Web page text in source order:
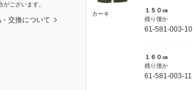
ございます。
交換について
カーキ
１５０㎝
残り僅か
61-581-003-10
１６０㎝
残り僅か
61-581-003-11